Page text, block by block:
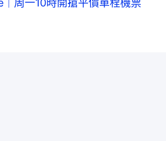
｜周一10時開搶平價單程機票